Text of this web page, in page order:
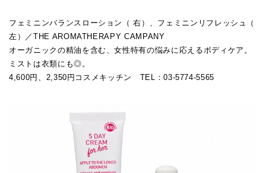
フェミニンバランスローション（ 右）、フェミニンリフレッシュ（
左）／THE AROMATHERAPY CAMPANY
オーガニックの精油を含む、女性特有の悩みに応えるボディケア。
ミストは衣類にも◎。
4,600円、2,350円コスメキッチン TEL：03-5774-5565